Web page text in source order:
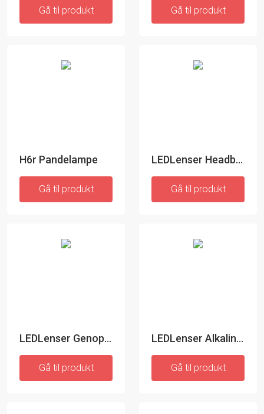
Gå til produkt Gå til produkt
H6r Pandelampe
Gå til produkt
LEDLenser Headband A
Gå til produkt
LEDLenser Genopladeligt Batteri (2 x 21700 Li-ion)
Gå til produkt
LEDLenser Alkaline Batteri - 4 stk
Gå til produkt